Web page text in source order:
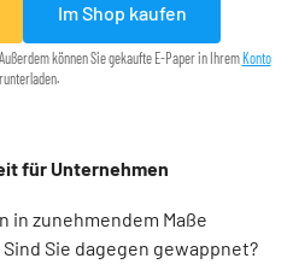
Im Shop kaufen
können Sie gekaufte E-Paper in Ihrem Konto
für Unternehmen
in zunehmendem Maße
Sie dagegen gewappnet?